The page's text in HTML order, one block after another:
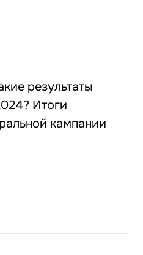
результаты
Итоги
кампании